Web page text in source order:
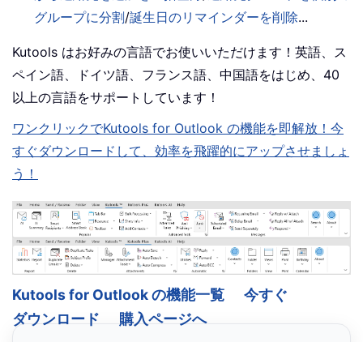
グループに分割/誕生日のリマインダーを削除...
Kutools はお好みの言語でお使いいただけます！英語、ス
ペイン語、ドイツ語、フランス語、中国語をはじめ、40
以上の言語をサポートしています！
ワンクリックでKutools for Outlook の機能を即解放！今
すぐダウンロードして、効率を飛躍的にアップさせましょ
う！
Kutools for Outlook の機能一覧
今すぐ
ダウンロード
購入ページへ